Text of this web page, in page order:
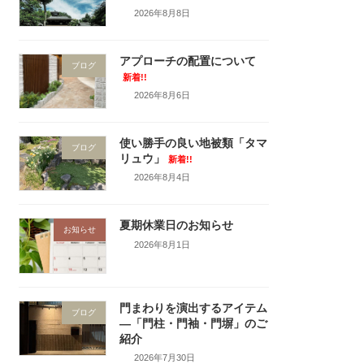
2026年8月8日
ブログ アプローチの配置について
新着!!
2026年8月6日
ブログ
使い勝手の良い地被類「タマ
リュウ」
新着!!
2026年8月4日
お知らせ 夏期休業日のお知らせ
2026年8月1日
ブログ
門まわりを演出するアイテム
―「門柱・門袖・門塀」のご
紹介
2026年7月30日